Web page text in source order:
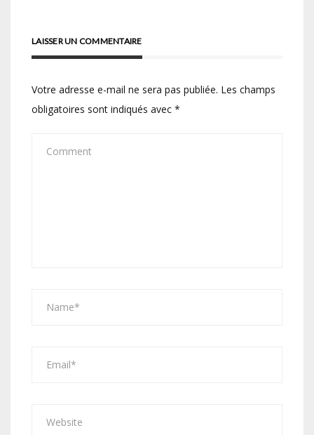
LAISSER UN COMMENTAIRE
Votre adresse e-mail ne sera pas publiée. Les champs
obligatoires sont indiqués avec *